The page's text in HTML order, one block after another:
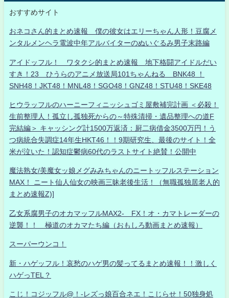
おすすめサイト
おネコさん的まとめ速報 僕の彼女はエリーちゃん人形！豆腐メ
ンタルメンヘラ電波中年アルバイターのぬいぐるみ男子末路編
アイドッフル！ ワタクシ的まとめ速報 地下格闘アイドルだい
すき！23 ひうらのアニメ放送局101ちゃんねる BNK48 ！
SNH48！JKT48！MNL48！SGO48！GNZ48！STU48！SKE48
ヒウラッフルのハーニーフィニッシュゴミ屋敷補完計画 ＜必殺！
生前整理人！孤立し孤独死からの～特殊清掃・遺品整理への道F
完結編＞ キャッシング計1500万返済：厨二病借金3500万円！う
つ病統合失調症14年生HKT46！！9期研究生、最後のサイト！全
米が泣いた！認知症鬱病60代のラストサイト絶賛！公開中
魔法熟女/美魔女ッ娘メグみみちゃんのニートッフルステーション
MAX！ ニート仙人仙女の映画三昧老後生活！（無職孤独居老人的
まとめ速報Z)]
乙女系腐男子のオカマッフルMAX2- FX！オ・カマトレーダーの
逆襲！！ 極道のオカマたち編（おもしろ動画まとめ速報）
スーパーウンコ！
新・ハゲッフル！哀愁のハゲ男の髪ってるまとめ速報！！激しく
ハゲっTEL？
こじ！コジッフル@！-レズっ娘百合ネエ！こじらせ！50独身処